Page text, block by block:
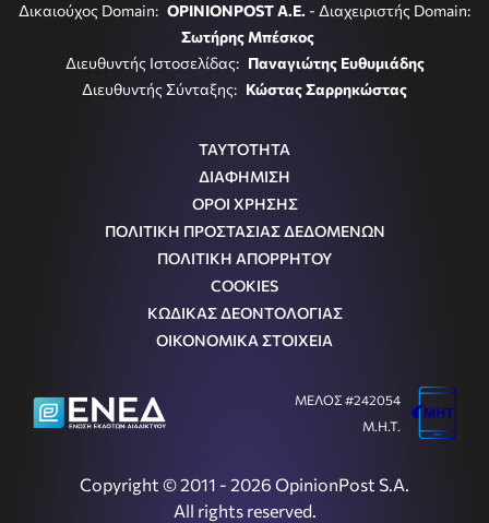
Δικαιούχος Domain: OPINIONPOST A.E. - Διαχειριστής Domain:
Σωτήρης Μπέσκος
Διευθυντής Ιστοσελίδας: Παναγιώτης Ευθυμιάδης
Διευθυντής Σύνταξης: Κώστας Σαρρηκώστας
ΤΑΥΤΟΤΗΤΑ
ΔΙΑΦΗΜΙΣΗ
ΟΡΟΙ ΧΡΗΣΗΣ
ΠΟΛΙΤΙΚΗ ΠΡΟΣΤΑΣΙΑΣ ΔΕΔΟΜΕΝΩΝ
ΠΟΛΙΤΙΚΗ ΑΠΟΡΡΗΤΟΥ
COOKIES
ΚΩΔΙΚΑΣ ΔΕΟΝΤΟΛΟΓΙΑΣ
ΟΙΚΟΝΟΜΙΚΑ ΣΤΟΙΧΕΙΑ
Copyright © 2011 - 2026 OpinionPost S.A.
All rights reserved.
ΜΕΛΟΣ #242054
Μ.Η.Τ.